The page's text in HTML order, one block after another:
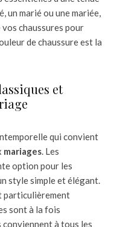
un marié ou une mariée,
chaussures pour
de chaussure est la
et
qui convient
mariages. Les
option pour les
style simple et élégant.
particulièrement
sont à la fois
à tous les